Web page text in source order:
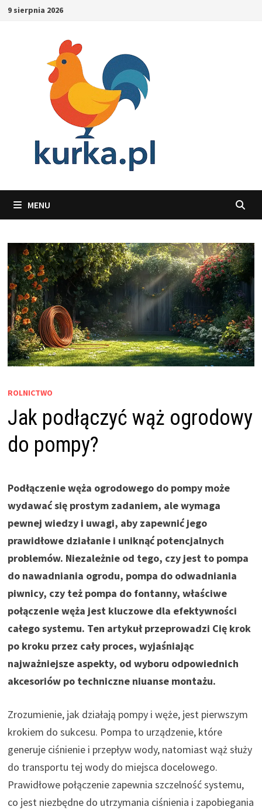
Skip9 sierpnia 2026
MENU
ROLNICTWO
Jak podłączyć wąż ogrodowy
do pompy?
Podłączenie węża ogrodowego do pompy może
wydawać się prostym zadaniem, ale wymaga
pewnej wiedzy i uwagi, aby zapewnić jego
prawidłowe działanie i uniknąć potencjalnych
problemów. Niezależnie od tego, czy jest to pompa
do nawadniania ogrodu, pompa do odwadniania
piwnicy, czy też pompa do fontanny, właściwe
połączenie węża jest kluczowe dla efektywności
całego systemu. Ten artykuł przeprowadzi Cię krok
po kroku przez cały proces, wyjaśniając
najważniejsze aspekty, od wyboru odpowiednich
akcesoriów po techniczne niuanse montażu.
Zrozumienie, jak działają pompy i węże, jest pierwszym
krokiem do sukcesu. Pompa to urządzenie, które
generuje ciśnienie i przepływ wody, natomiast wąż służy
do transportu tej wody do miejsca docelowego.
Prawidłowe połączenie zapewnia szczelność systemu,
co jest niezbędne do utrzymania ciśnienia i zapobiegania